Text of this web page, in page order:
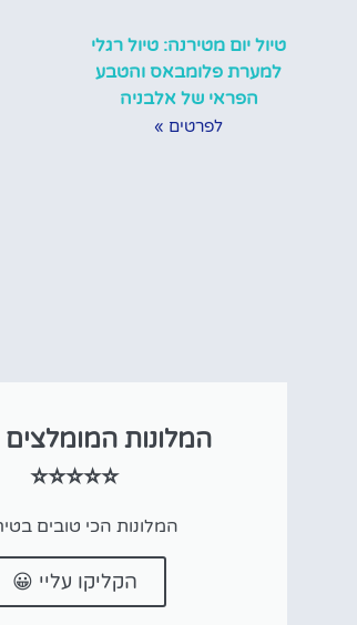
טיול יום מטירנה: טיול רגלי
למערת פלומבאס והטבע
הפראי של אלבניה
לפרטים »
המלונות המומלצים
⭐⭐⭐⭐⭐
המלונות הכי טובים
הקליקו עליי 😀